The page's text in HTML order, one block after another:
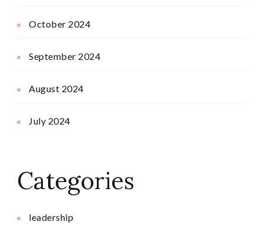
October 2024
September 2024
August 2024
July 2024
Categories
leadership